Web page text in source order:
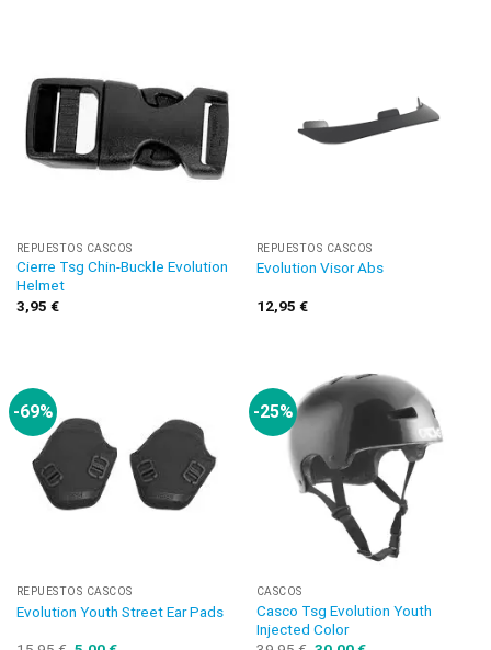
REPUESTOS CASCOS
Cierre Tsg Chin-Buckle Evolution
Helmet
3,95 €
REPUESTOS CASCOS
Evolution Visor Abs
12,95 €
-69%
REPUESTOS CASCOS
Evolution Youth Street Ear Pads
-25%
CASCOS
Casco Tsg Evolution Youth
Injected Color